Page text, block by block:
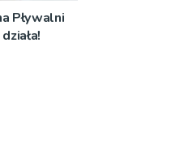
Pływalni